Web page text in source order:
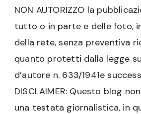
NON AUTORIZZO la
tutto o in parte e delle foto,
della rete, senza preventiva
quanto protetti dalla legge
d’autore n. 633/1941e
DISCLAIMER: Questo blog
una testata giornalistica, in